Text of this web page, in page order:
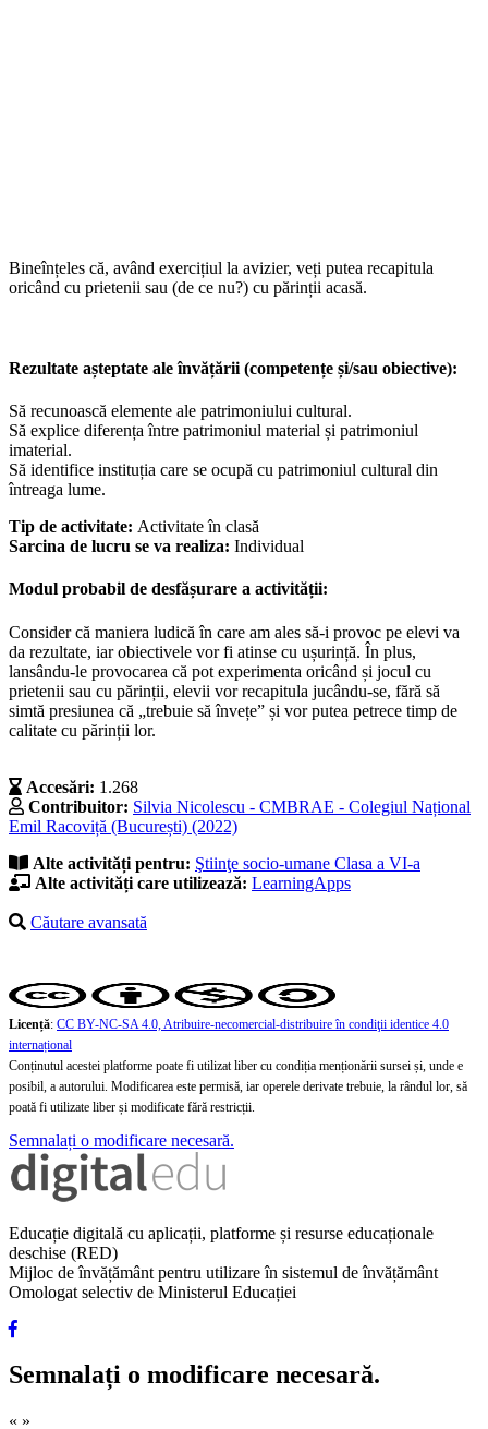
Bineînțeles că, având exercițiul la avizier, veți putea recapitula
oricând cu prietenii sau (de ce nu?) cu părinții acasă.
Rezultate așteptate ale învățării (competențe și/sau obiective):
Să recunoască elemente ale patrimoniului cultural.
Să explice diferența între patrimoniul material și patrimoniul
imaterial.
Să identifice instituția care se ocupă cu patrimoniul cultural din
întreaga lume.
Tip de activitate: Activitate în clasă
Sarcina de lucru se va realiza: Individual
Modul probabil de desfășurare a activității:
Consider că maniera ludică în care am ales să-i provoc pe elevi va
da rezultate, iar obiectivele vor fi atinse cu ușurință. În plus,
lansându-le provocarea că pot experimenta oricând și jocul cu
prietenii sau cu părinții, elevii vor recapitula jucându-se, fără să
simtă presiunea că „trebuie să învețe” și vor putea petrece timp de
calitate cu părinții lor.
Accesări: 1.268
Contribuitor: Silvia Nicolescu - CMBRAE - Colegiul Național
Emil Racoviță (București) (2022)
Alte activități pentru: Ştiinţe socio-umane Clasa a VI-a
Alte activități care utilizează: LearningApps
Căutare avansată
Licență: CC BY-NC-SA 4.0, Atribuire-necomercial-distribuire în condiţii identice 4.0
internațional
Conținutul acestei platforme poate fi utilizat liber cu condiția menționării sursei și, unde e
posibil, a autorului. Modificarea este permisă, iar operele derivate trebuie, la rândul lor, să
poată fi utilizate liber și modificate fără restricții.
Semnalați o modificare necesară.
Educație digitală cu aplicații, platforme și resurse educaționale
deschise (RED)
Mijloc de învățământ pentru utilizare în sistemul de învățământ
Omologat selectiv de Ministerul Educației
Semnalați o modificare necesară.
« »